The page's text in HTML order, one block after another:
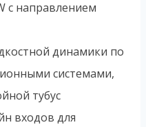
с направлением
динамики по
системами,
тубус
входов для